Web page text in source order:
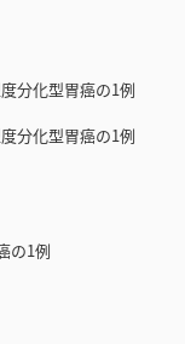
分化型胃癌の1例
分化型胃癌の1例
の1例